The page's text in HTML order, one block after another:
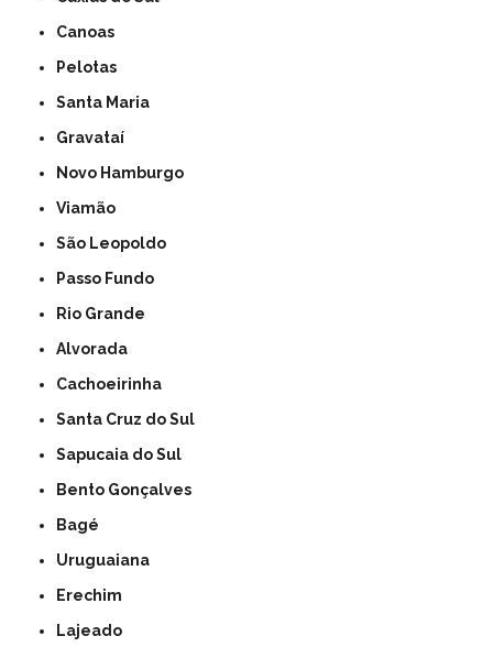
Canoas
Pelotas
Santa Maria
Gravataí
Novo Hamburgo
Viamão
São Leopoldo
Passo Fundo
Rio Grande
Alvorada
Cachoeirinha
Santa Cruz do Sul
Sapucaia do Sul
Bento Gonçalves
Bagé
Uruguaiana
Erechim
Lajeado